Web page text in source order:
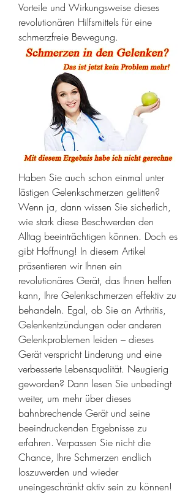
Vorteile und Wirkungsweise dieses
revolutionären Hilfsmittels für eine
schmerzfreie Bewegung.
Haben Sie auch schon einmal unter
lästigen Gelenkschmerzen gelitten?
Wenn ja, dann wissen Sie sicherlich,
wie stark diese Beschwerden den
Alltag beeinträchtigen können. Doch es
gibt Hoffnung! In diesem Artikel
präsentieren wir Ihnen ein
revolutionäres Gerät, das Ihnen helfen
kann, Ihre Gelenkschmerzen effektiv zu
behandeln. Egal, ob Sie an Arthritis,
Gelenkentzündungen oder anderen
Gelenkproblemen leiden – dieses
Gerät verspricht Linderung und eine
verbesserte Lebensqualität. Neugierig
geworden? Dann lesen Sie unbedingt
weiter, um mehr über dieses
bahnbrechende Gerät und seine
beeindruckenden Ergebnisse zu
erfahren. Verpassen Sie nicht die
Chance, Ihre Schmerzen endlich
loszuwerden und wieder
uneingeschränkt aktiv sein zu können!